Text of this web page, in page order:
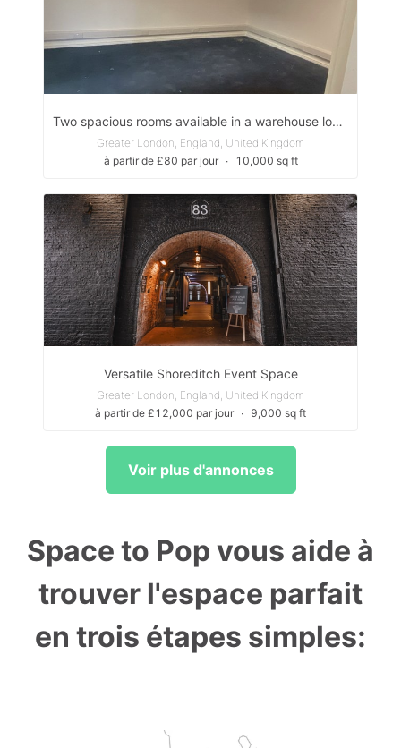
Two spacious rooms available in a warehouse located in East London near the Docks.
Greater London, England, United Kingdom
à partir de £80 par jour
∙ 10,000 sq ft
Versatile Shoreditch Event Space
Greater London, England, United Kingdom
à partir de £12,000 par jour ∙ 9,000 sq ft
Voir plus d'annonces
Space to Pop vous aide à
trouver l'espace parfait
en trois étapes simples: